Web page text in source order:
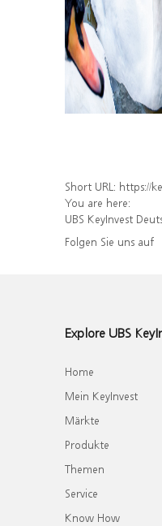
Short URL: https://keyinvest-
You are here:
UBS KeyInvest
Folgen Sie uns auf
Explore UBS
Home
Mein KeyInvest
Märkte
Produkte
Themen
Service
Know How